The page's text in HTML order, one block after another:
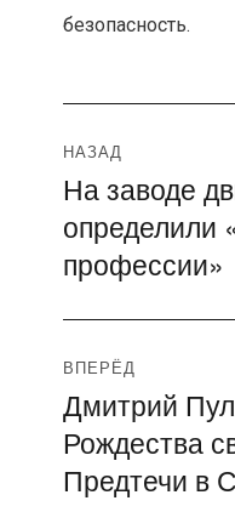
безопасность.
Навигация
по
записям
НАЗАД
Предыдущая
запись:
На заводе
определили
профессии»
ВПЕРЁД
Следующая
запись:
Дмитрий
Рождества
Предтечи в